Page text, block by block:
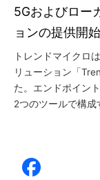
5Gおよびロー
ョンの提供開始
トレンドマイクロ
リューション「
た。エンドポイン
2つのツールで構成